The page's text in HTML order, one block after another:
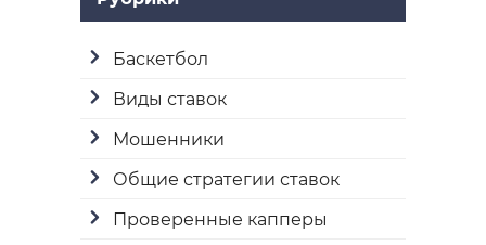
Баскетбол
Виды ставок
Мошенники
Общие стратегии ставок
Проверенные капперы